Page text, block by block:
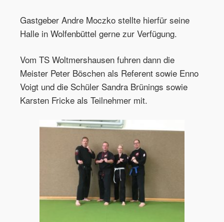
Gastgeber Andre Moczko stellte hierfür seine
Halle in Wolfenbüttel gerne zur Verfügung.
Vom TS Woltmershausen fuhren dann die
Meister Peter Böschen als Referent sowie Enno
Voigt und die Schüler Sandra Brünings sowie
Karsten Fricke als Teilnehmer mit.